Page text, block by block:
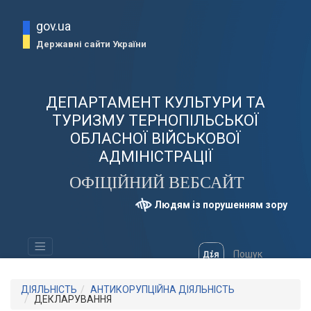
gov.ua
Державні сайти України
ДЕПАРТАМЕНТ КУЛЬТУРИ ТА
ТУРИЗМУ ТЕРНОПІЛЬСЬКОЇ
ОБЛАСНОЇ ВІЙСЬКОВОЇ
АДМІНІСТРАЦІЇ
ОФІЦІЙНИЙ ВЕБСАЙТ
Людям із порушенням зору
ДІЯЛЬНІСТЬ
АНТИКОРУПЦІЙНА ДІЯЛЬНІСТЬ
ДЕКЛАРУВАННЯ